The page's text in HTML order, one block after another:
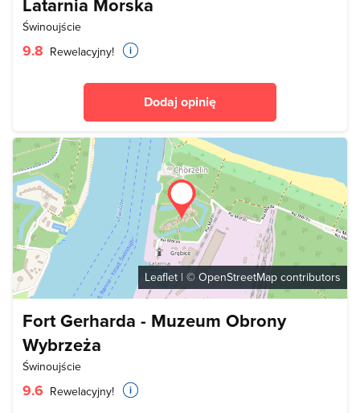
Świnoujście
9.8 Rewelacyjny!
Dodaj opinię
Leaflet | © OpenStreetMap contributors
Fort Gerharda - Muzeum Obrony
Wybrzeża
Świnoujście
9.6 Rewelacyjny!